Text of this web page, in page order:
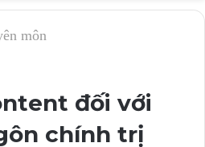
môn
đối với
chính trị